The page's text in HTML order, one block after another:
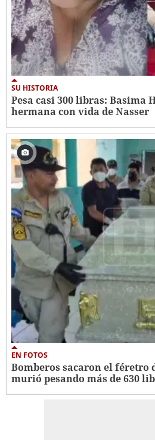
SU HISTORIA
Pesa casi 300 libras: Basima
hermana con vida de Nasser
EN FOTOS
Bomberos sacaron el féretro
murió pesando más de 630